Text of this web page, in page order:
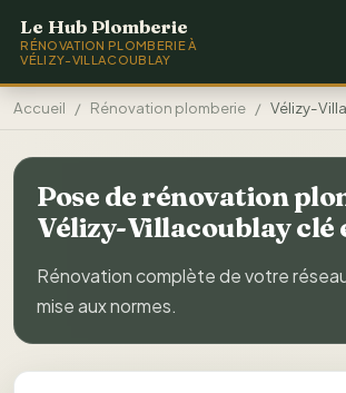
Aller au contenu principal
Le Hub Plomberie
RÉNOVATION PLOMBERIE À
VÉLIZY-VILLACOUBLAY
Accueil Rénovation plomberie Vélizy-
Pose de rénovation
Vélizy-Villacoublay clé
Rénovation complète de votre
mise aux normes.